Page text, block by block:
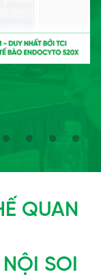
QUAN
SOI